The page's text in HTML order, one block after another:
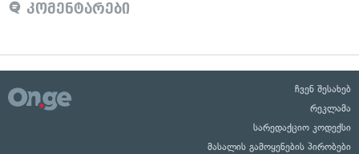
კომენტარები
ჩვენ შესახებ
რეკლამა
სარედაქციო კოდექსი
მასალის გამოყენების პირობები